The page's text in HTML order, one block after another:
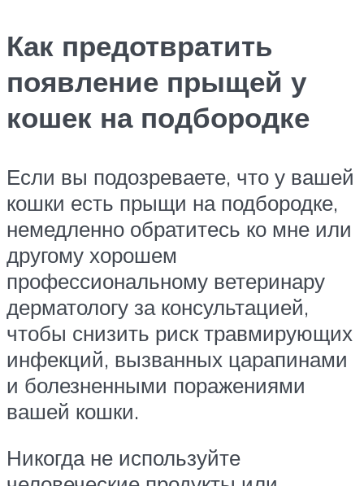
Как предотвратить
появление прыщей у
кошек на подбородке
Если вы подозреваете, что у вашей
кошки есть прыщи на подбородке,
немедленно обратитесь ко мне или
другому хорошем
профессиональному ветеринару
дерматологу за консультацией,
чтобы снизить риск травмирующих
инфекций, вызванных царапинами
и болезненными поражениями
вашей кошки.
Никогда не используйте